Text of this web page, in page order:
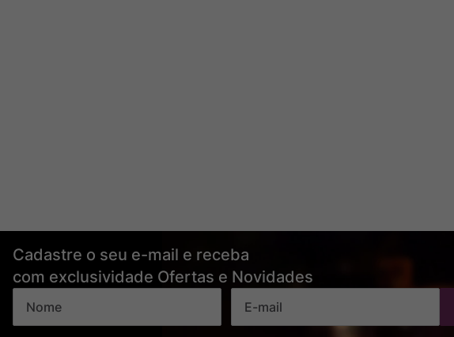
Cadastre o seu e-mail e receba
com exclusividade Ofertas e Novidades